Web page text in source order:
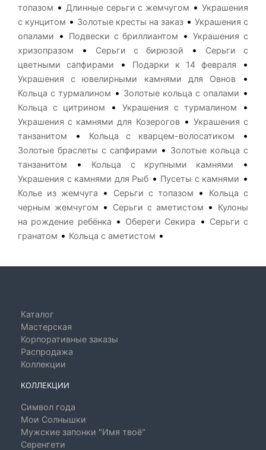
топазом • Длинные серьги с жемчугом •Украшения
с кунцитом • Золотые кресты на заказ • Украшения с
опалами
• Подвески с бриллиантом •Украшения с
хризопразом
• Серьги с бирюзой •
Серьги с
цветными сапфирами
• Подарки к 14 февраля •
Украшения с ювелирными камнями для Овнов•
Кольца с турмалином • Золотые кольца с опалами •
Кольца с цитрином • Украшения с турмалином •
Украшения с камнями для Козерогов• Украшения с
танзанитом
• Кольца с кварцем-волосатиком •
Золотые браслеты с сапфирами • Золотые кольца с
танзанитом
• Кольца с крупными камнями •
Украшения с камнями для Рыб • Пусеты с камнями •
Колье из жемчуга • Серьги с топазом •
Кольца с
черным жемчугом • Серьги с аметистом •
Кулоны
на рождение ребёнка • Обереги Секира • Серьги с
гранатом • Кольца с аметистом •
Каталог
Мастерская
Корпоративные заказы
Распродажа
Коллекции
КОЛЛЕКЦИИ
Символ года
Мои Солнышки
Мужские запонки "Имя твоё"
Серенгети